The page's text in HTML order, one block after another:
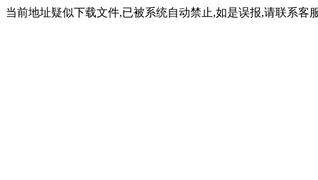
当前地址疑似下载文件,已被系统自动禁止,如是误报,请联系客